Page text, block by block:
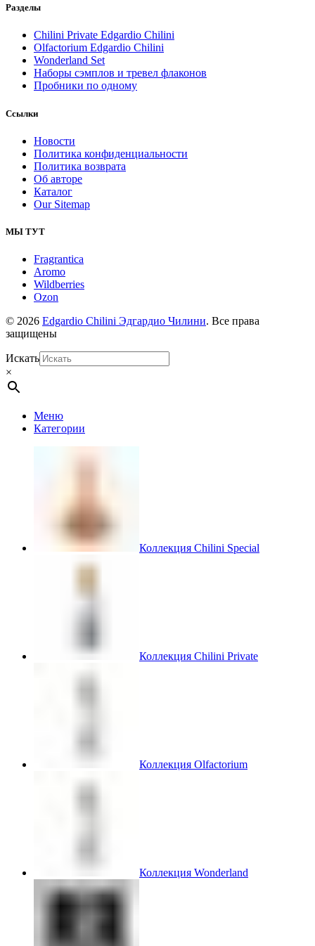
Разделы
Chilini Private Edgardio Chilini
Olfactorium Edgardio Chilini
Wonderland Set
Наборы сэмплов и тревел флаконов
Пробники по одному
Ссылки
Новости
Политика конфиденциальности
Политика возврата
Об авторе
Каталог
Our Sitemap
МЫ ТУТ
Fragrantica
Aromo
Wildberries
Ozon
© 2026 Edgardio Chilini Эдгардио Чилини. Все права
защищены
Искать
×
Меню
Категории
Коллекция Chilini Special
Коллекция Chilini Private
Коллекция Olfactorium
Коллекция Wonderland